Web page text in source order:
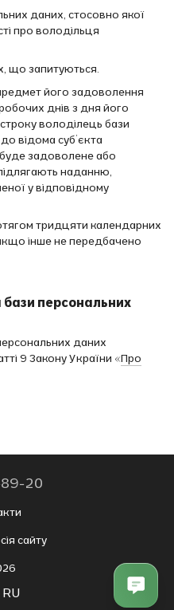
даних, стосовно якої
про володільця
що запитуються.
його задоволення
днів з дня його
володілець бази
відома суб’єкта
задоволене або
наданню,
у відповідному
тридцяти календарних
інше не передбачено
персональних
даних
9 Закону України «Про
20
сайту
RU